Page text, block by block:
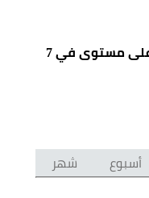
الذهب يواصل الصعود لأعلى مستوى في 7
أسبوع شهر